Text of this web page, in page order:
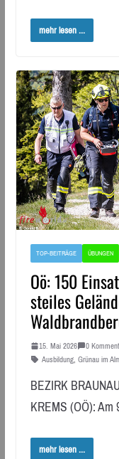
mehr lesen ...
TOP-BEITRÄGE ÜBUNGEN
Oö: 150
steiles
15. Mai 2026
0
Ausbildung, Grünau im
BEZIRK
KREMS (OÖ):
mehr lesen ...